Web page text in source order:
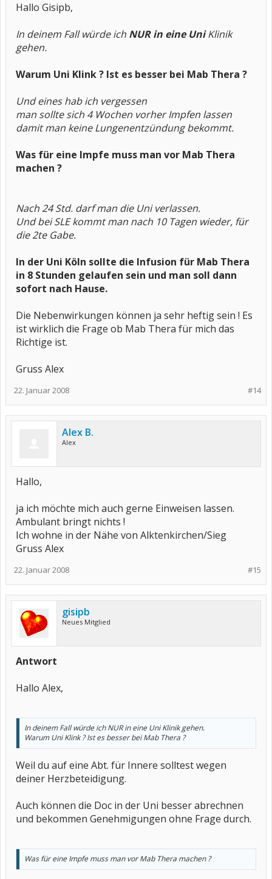
Hallo Gisipb,
In deinem Fall würde ich NUR in eine UniKlinik
gehen.
Warum Uni Klink ? Ist es besser bei Mab Thera ?
Und eines hab ich vergessen
man sollte sich 4 Wochen vorher Impfen lassen
damit man keine Lungenentzündung bekommt.
Was für eine Impfe muss man vor Mab Thera
machen ?
Nach 24 Std. darf man die Uni verlassen.
Und bei SLE kommt man nach 10 Tagen wieder, für
die 2te Gabe.
In der Uni Köln sollte die Infusion für Mab Thera
in 8 Stunden gelaufen sein und man soll dann
sofort nach Hause.
Die Nebenwirkungen können ja sehr heftig sein ! Es
ist wirklich die Frage ob Mab Thera für mich das
Richtige ist.
Gruss Alex
#14
22. Januar 2008
Alex B.
Alex
Hallo,
ja ich möchte mich auch gerne Einweisen lassen.
Ambulant bringt nichts !
Ich wohne in der Nähe von Alktenkirchen/Sieg
Gruss Alex
#15
22. Januar 2008
gisipb
Neues Mitglied
Antwort
Hallo Alex,
In deinem Fall würde ich NUR in eine Uni Klinik gehen.
Warum Uni Klink ? Ist es besser bei Mab Thera ?
Weil du auf eine Abt. für Innere solltest wegen
deiner Herzbeteidigung.
Auch können die Doc in der Uni besser abrechnen
und bekommen Genehmigungen ohne Frage durch.
Was für eine Impfe muss man vor Mab Thera machen ?